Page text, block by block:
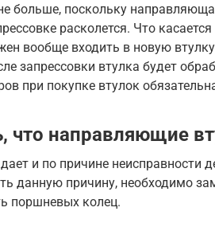
больше, поскольку
расколется. Что
вообще входить в новую
запрессовки втулка будет
при покупке втулок
что направляющие
и по причине неисправности
данную причину, необходимо
поршневых колец.